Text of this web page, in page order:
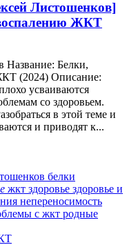
Листошенков]
ЖКТ
Название: Белки,
(2024) Описание:
усваиваются
со здоровьем.
в этой теме и
и приводят к...
белки
жкт здоровье здоровье и
непереносимость
с жкт родные